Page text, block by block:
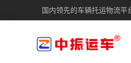
国内领先的车辆托运物流平